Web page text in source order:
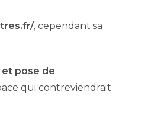
, cependant sa
et pose de
qui contreviendrait